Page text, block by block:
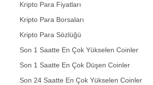
Kripto Para Fiyatları
Kripto Para Borsaları
Kripto Para Sözlüğü
Son 1 Saatte En Çok Yükselen Coinler
Son 1 Saatte En Çok Düşen Coinler
Son 24 Saatte En Çok Yükselen Coinler